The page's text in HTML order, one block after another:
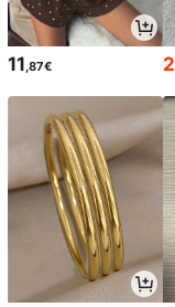
11 ,87€ 2